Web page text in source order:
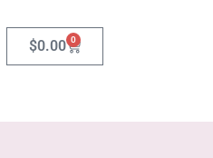
$0.00 0
Carrito